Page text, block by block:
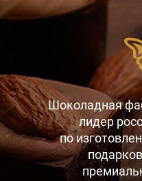
Шоколадная
лидер
по
подарков